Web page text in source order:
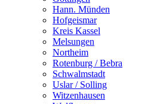
Hann. Münden
Hofgeismar
Kreis Kassel
Melsungen
Northeim
Rotenburg / Bebra
Schwalmstadt
Uslar / Solling
Witzenhausen